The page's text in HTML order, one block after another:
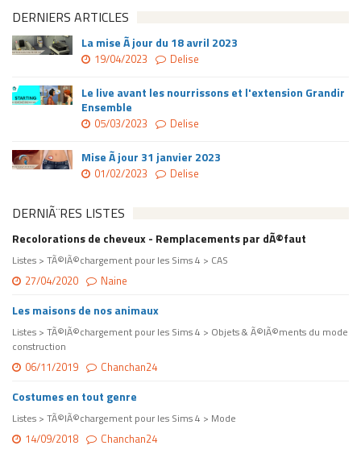
DERNIERS ARTICLES
La mise Ã jour du 18 avril 2023
19/04/2023 Delise
Le live avant les nourrissons et l'extension Grandir
Ensemble
05/03/2023 Delise
Mise Ã jour 31 janvier 2023
01/02/2023 Delise
DERNIÃ¨RES LISTES
Recolorations de cheveux - Remplacements par dÃ©faut
Listes > TÃ©lÃ©chargement pour les Sims 4 > CAS
27/04/2020 Naine
Les maisons de nos animaux
Listes > TÃ©lÃ©chargement pour les Sims 4 > Objets & Ã©lÃ©ments du mode
construction
06/11/2019 Chanchan24
Costumes en tout genre
Listes > TÃ©lÃ©chargement pour les Sims 4 > Mode
14/09/2018 Chanchan24